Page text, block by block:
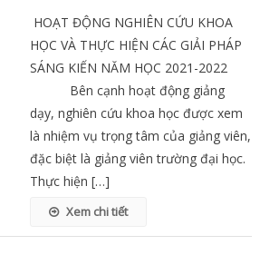
HOẠT ĐỘNG NGHIÊN CỨU KHOA
HỌC VÀ THỰC HIỆN CÁC GIẢI PHÁP
SÁNG KIẾN NĂM HỌC 2021-2022
Bên cạnh hoạt động giảng
dạy, nghiên cứu khoa học được xem
là nhiệm vụ trọng tâm của giảng viên,
đặc biệt là giảng viên trường đại học.
Thực hiện […]
Xem chi tiết